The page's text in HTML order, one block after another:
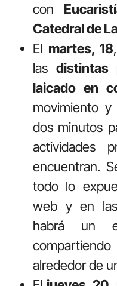
con
Catedral de
El martes, 18
las distintas
laicado en
movimiento y
dos minutos
actividades
encuentran.
todo lo
web y en
habrá un
alrededor de